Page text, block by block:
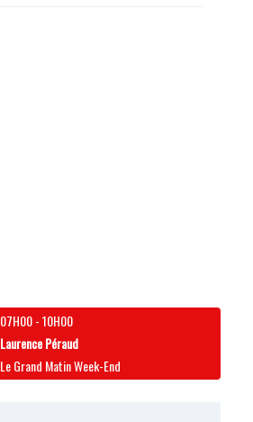
07H00-10H00
Laurence Péraud
Le Grand Matin Week-End